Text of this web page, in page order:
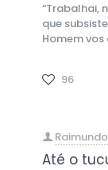
“Trabalhai,
que
Homem vos
96
Até o